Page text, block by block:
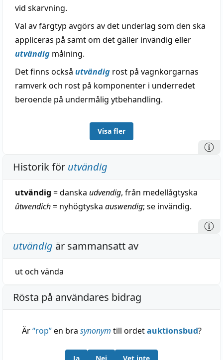
vid skarvning.
Val av färgtyp avgörs av det underlag som den ska
appliceras på samt om det gäller invändig eller
utvändig målning.
Det finns också utvändig rost på vagnkorgarnas
ramverk och rost på komponenter i underredet
beroende på undermålig ytbehandling.
Visa fler
Historik för utvändig
utvändig = danska udvendig, från medellågtyska
ûtwendich= nyhögtyska auswendig; se invändig.
utvändig är sammansatt av
utoch vända
Rösta på användares bidrag
Är“rop”en bra synonym till ordetauktionsbud?